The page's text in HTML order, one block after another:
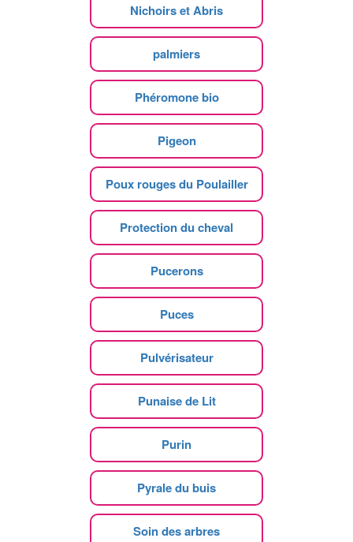
Nichoirs et Abris
palmiers
Phéromone bio
Pigeon
Poux rouges du Poulailler
Protection du cheval
Pucerons
Puces
Pulvérisateur
Punaise de Lit
Purin
Pyrale du buis
Soin des arbres